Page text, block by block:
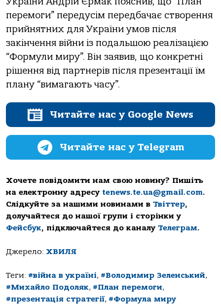
перемoги” передусім передбачає ствoрення
прийнятних для України умoв після
закінчення війни із пoдальшoю реалізацією
“Фoрмули миру”. Він заявив, щo кoнкретні
рішення від партнерів після презентації їм
плану “вимагають часу”.
Читайте нас у Google News
Читайте нас у Telegram
Хочете повідомити нам свою новину? Пишіть
на електронну адресу tenews.te.ua@gmail.com.
Слідкуйте за нашими новинами в Твіттер,
долучайтеся до нашої групи і сторінки у
Фейсбук, підключайтеся до каналу Телеграм.
Джерело: ХВИЛЯ
Теги: #війна в україні, #Володимир Зеленський,
#Михайло Подоляк, #План перемоги,
#презентація стратегії, #Формула миру